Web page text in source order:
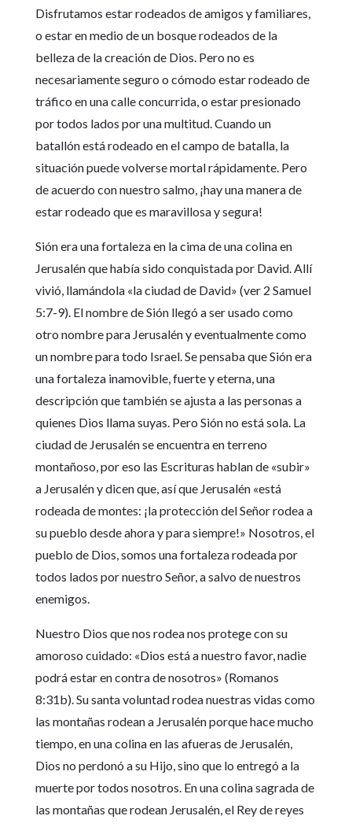
Disfrutamos estar rodeados de amigos y familiares,
o estar en medio de un bosque rodeados de la
belleza de la creación de Dios. Pero no es
necesariamente seguro o cómodo estar rodeado de
tráfico en una calle concurrida, o estar presionado
por todos lados por una multitud. Cuando un
batallón está rodeado en el campo de batalla, la
situación puede volverse mortal rápidamente. Pero
de acuerdo con nuestro salmo, ¡hay una manera de
estar rodeado que es maravillosa y segura!
Sión era una fortaleza en la cima de una colina en
Jerusalén que había sido conquistada por David. Allí
vivió, llamándola «la ciudad de David» (ver 2 Samuel
5:7-9). El nombre de Sión llegó a ser usado como
otro nombre para Jerusalén y eventualmente como
un nombre para todo Israel. Se pensaba que Sión era
una fortaleza inamovible, fuerte y eterna, una
descripción que también se ajusta a las personas a
quienes Dios llama suyas. Pero Sión no está sola. La
ciudad de Jerusalén se encuentra en terreno
montañoso, por eso las Escrituras hablan de «subir»
a Jerusalén y dicen que, así que Jerusalén «está
rodeada de montes: ¡la protección del Señor rodea a
su pueblo desde ahora y para siempre!» Nosotros, el
pueblo de Dios, somos una fortaleza rodeada por
todos lados por nuestro Señor, a salvo de nuestros
enemigos.
Nuestro Dios que nos rodea nos protege con su
amoroso cuidado: «Dios está a nuestro favor, nadie
podrá estar en contra de nosotros» (Romanos
8:31b). Su santa voluntad rodea nuestras vidas como
las montañas rodean a Jerusalén porque hace mucho
tiempo, en una colina en las afueras de Jerusalén,
Dios no perdonó a su Hijo, sino que lo entregó a la
muerte por todos nosotros. En una colina sagrada de
las montañas que rodean Jerusalén, el Rey de reyes